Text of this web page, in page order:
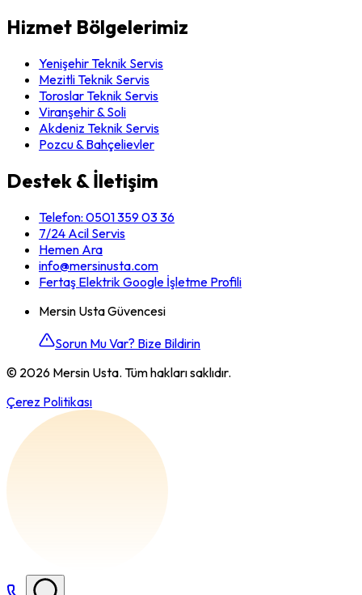
Hizmet Bölgelerimiz
Yenişehir Teknik Servis
Mezitli Teknik Servis
Toroslar Teknik Servis
Viranşehir & Soli
Akdeniz Teknik Servis
Pozcu & Bahçelievler
Destek & İletişim
Telefon: 0501 359 03 36
7/24 Acil Servis
Hemen Ara
info@mersinusta.com
Fertaş Elektrik Google İşletme Profili
Mersin Usta Güvencesi
Sorun Mu Var? Bize Bildirin
© 2026 Mersin Usta. Tüm hakları saklıdır.
Çerez Politikası